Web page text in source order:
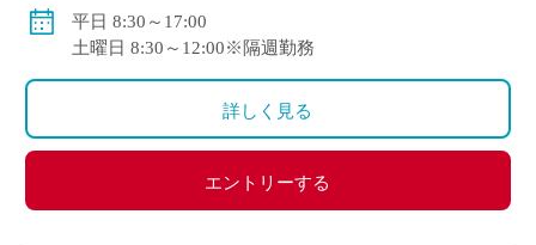
手当：職務調整手当、住宅手当等
自動車通勤可
平日 8:30～17:00
土曜日 8:30～12:00※隔週勤務
詳しく見る
エントリーする